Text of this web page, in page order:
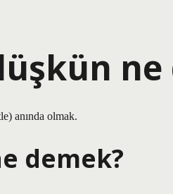
ne
anında olmak.
demek?